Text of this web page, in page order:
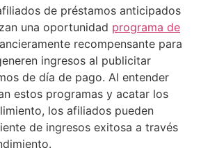
de préstamos anticipados
una oportunidad programa de
recompensante para
ingresos al publicitar
de día de pago. Al entender
estos programas y acatar los
los afiliados pueden
de ingresos exitosa a través